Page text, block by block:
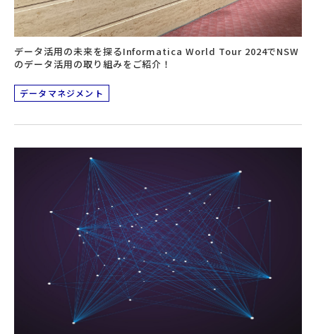
データ活用の未来を探るInformatica World Tour 2024でNSW
のデータ活用の取り組みをご紹介！
データマネジメント